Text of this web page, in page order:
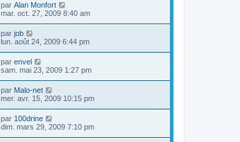
par Alan Monfort
mar. oct. 27, 2009 8:40 am
par job
lun. août 24, 2009 6:44 pm
par envel
sam. mai 23, 2009 1:27 pm
par Malo-net
mer. avr. 15, 2009 10:15 pm
par 100drine
dim. mars 29, 2009 7:10 pm